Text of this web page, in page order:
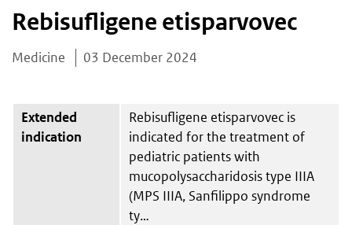
here:
Rebisufligene etisparvovec
Medicine 03 December 2024
Extended
indication
Rebisufligene etisparvovec is
indicated for the treatment of
pediatric patients with
mucopolysaccharidosis type IIIA
(MPS IIIA, Sanfilippo syndrome
ty